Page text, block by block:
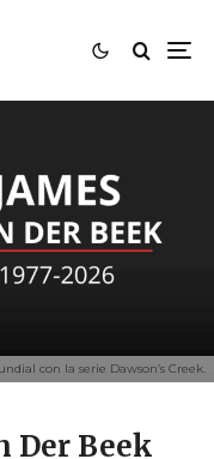
con la serie Dawson’s Creek.
Der Beek